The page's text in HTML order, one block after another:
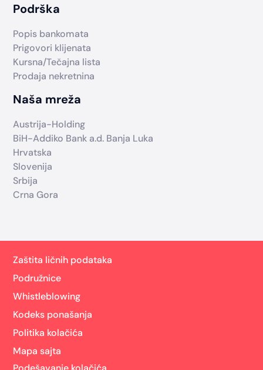
Podrška
Popis bankomata
Prigovori klijenata
Kursna/Tečajna lista
Prodaja nekretnina
Naša mreža
Austrija-Holding
BiH-Addiko Bank a.d. Banja Luka
Hrvatska
Slovenija
Srbija
Crna Gora
Zaštita ličnih podataka
Podružnice
Whistleblowing
Kodeks ponašanja
Politika kolačića
Mapa sajta